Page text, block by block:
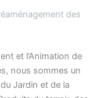
des
et l’Animation de
nous sommes un
Jardin et de la